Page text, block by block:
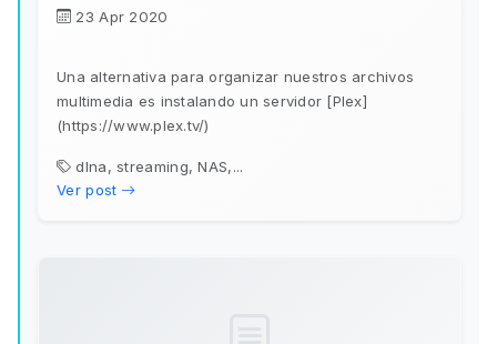
23 Apr 2020
Una alternativa para organizar nuestros archivos
multimedia es instalando un servidor [Plex]
(https://www.plex.tv/)
dlna, streaming, NAS,...
Ver post